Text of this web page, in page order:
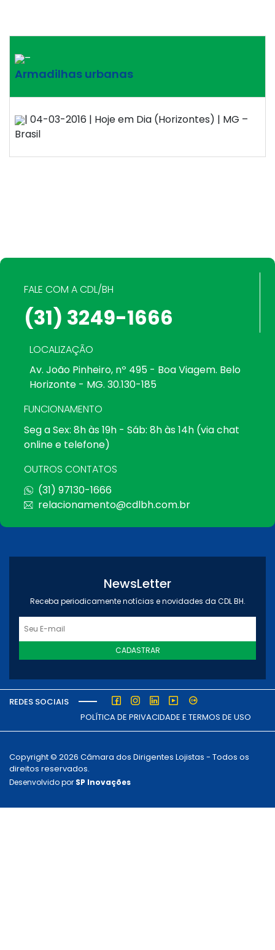
–
Armadilhas urbanas
| 04-03-2016 | Hoje em Dia (Horizontes) | MG –
Brasil
FALE COM A CDL/BH
(31) 3249-1666
LOCALIZAÇÃO
Av. João Pinheiro, nº 495 - Boa Viagem. Belo
Horizonte - MG. 30.130-185
FUNCIONAMENTO
Seg a Sex: 8h às 19h - Sáb: 8h às 14h (via chat
online e telefone)
OUTROS CONTATOS
(31) 97130-1666
relacionamento@cdlbh.com.br
NewsLetter
Receba periodicamente notícias e novidades da CDL BH.
CADASTRAR
REDES SOCIAIS
POLÍTICA DE PRIVACIDADE E TERMOS DE USO
Copyright © 2026 Câmara dos Dirigentes Lojistas - Todos os
direitos reservados.
Desenvolvido por SP Inovações